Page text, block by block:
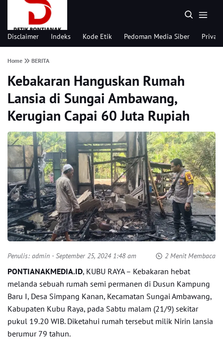
Disclaimer Indeks Kode Etik Pedoman Media Siber
Home BERITA
Kebakaran Hanguskan Rumah
Lansia di Sungai Ambawang,
Kerugian Capai 60 Juta Rupiah
Penulis: admin - September 25, 2024 1:48 am 2 Menit Membaca
PONTIANAKMEDIA.ID, KUBU RAYA – Kebakaran hebat
melanda sebuah rumah semi permanen di Dusun Kampung
Baru I, Desa Simpang Kanan, Kecamatan Sungai Ambawang,
Kabupaten Kubu Raya, pada Sabtu malam (21/9) sekitar
pukul 19.20 WIB. Diketahui rumah tersebut milik Nirin lansia
berumur 79 tahun.